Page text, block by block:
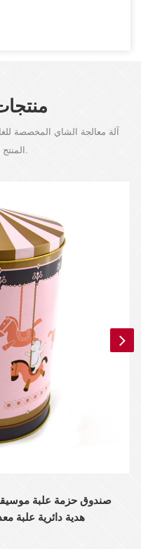
آلة معالجة الشاي المخصصة
صندوق حزمة علبة
هدية دائرية علبة